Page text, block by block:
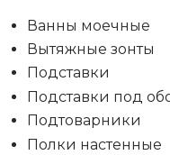
Ванны моечные
Вытяжные зонты
Подставки
Подставки под
Подтоварники
Полки настенные